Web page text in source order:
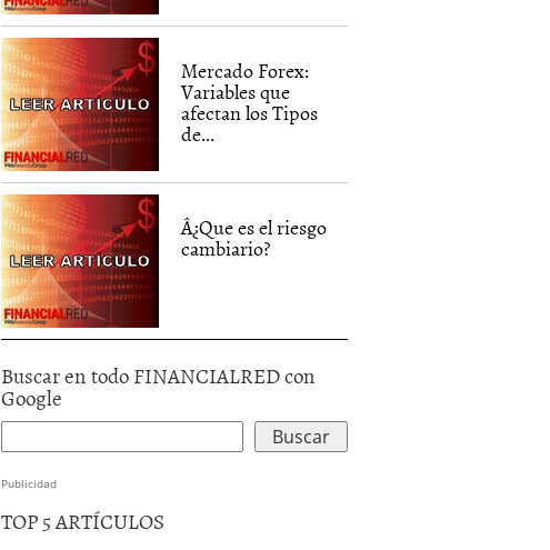
Mercado Forex:
Variables que
afectan los Tipos
de...
Â¿Que es el riesgo
cambiario?
Buscar en todo FINANCIALRED con
Google
Publicidad
TOP 5 ARTÍCULOS